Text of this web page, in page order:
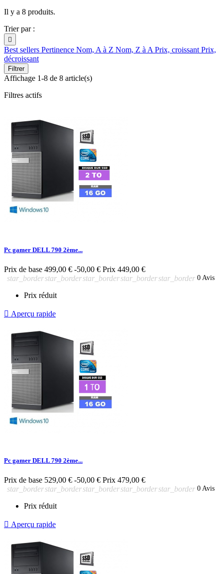
Il y a 8 produits.
Trier par :

Best sellers Pertinence Nom, A à Z Nom, Z à APrix, croissantPrix,
décroissant
Filtrer
Affichage 1-8 de 8 article(s)
Filtres actifs
Pc gamer DELL 790 2ème...
Prix de base 499,00 € -50,00 € Prix 449,00 €
star_borderstar_borderstar_borderstar_borderstar_border 0 Avis
Prix réduit
 Aperçu rapide
Pc gamer DELL 790 2ème...
Prix de base 529,00 € -50,00 € Prix 479,00 €
star_borderstar_borderstar_borderstar_borderstar_border 0 Avis
Prix réduit
 Aperçu rapide